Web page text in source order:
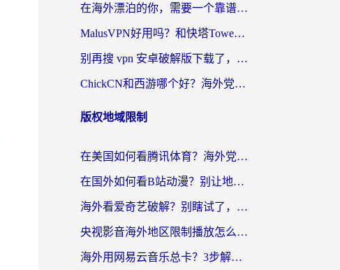
在海外漂泊的你，需要一个靠谱的“回国机场”
MalusVPN好用吗？和快塔TowerFastVPN对比哪个回国效果更好？海外党亲测实用指南
别再搜 vpn 安卓破解版下载了，海外党回国上网的正确姿势在这里
ChickCN和西游哪个好？海外党2026亲测回国加速器选择指南（附expressvpn中国对比）
版权地域限制
在美国如何看腾讯体育？海外党解锁NBA欧洲杯直播的终极攻略
在国外如何看B站动漫？别让地区限制打断你的追番节奏
海外看爱奇艺破解？别瞎试了，这才是留学生华人追剧看球的正确打开方式
央视影音海外地区限制播放怎么办？海外党亲测有效的回国加速指南
海外用网易云音乐总卡？3步解决版权限制+卡顿，还能听喜马拉雅！